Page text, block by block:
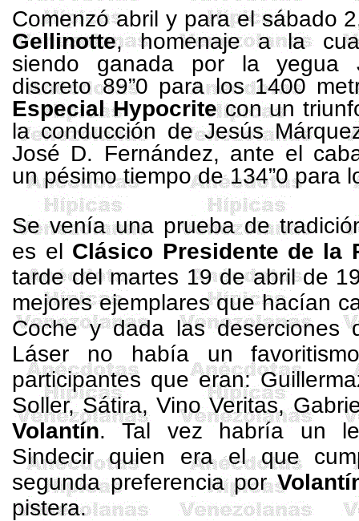
Comenzó abril y para el sábado
Gellinotte, homenaje a la
siendo ganada por la yegua
discreto 89”0 para los 1400
Especial Hypocritecon un
la conducción de Jesús
José D. Fernández, ante el
un pésimo tiempo de 134”0 para
Se venía una prueba de
es el Clásico Presidente de la
tarde del martes 19 de abril de
mejores ejemplares que hacían
Coche y dada las deserciones
Láser no había un
participantes que eran:
Soller, Sátira, Vino Veritas,
Volantín. Tal vez habría un
Sindecirquien era el que
segunda preferencia por
pistera.